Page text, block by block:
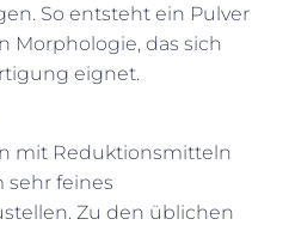
So entsteht ein Pulver
Morphologie, das sich
eignet.
mit Reduktionsmitteln
sehr feines
Zu den üblichen